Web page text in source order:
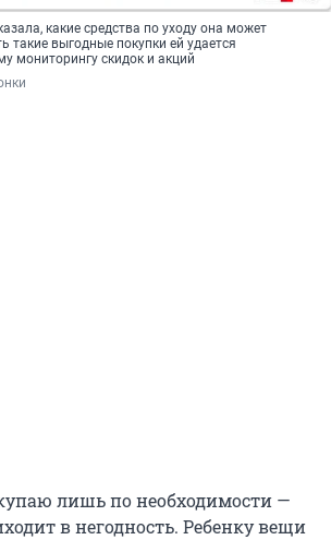
какие средства по уходу она может
такие выгодные покупки ей удается
мониторингу скидок и акций
лишь по необходимости —
в негодность. Ребенку вещи